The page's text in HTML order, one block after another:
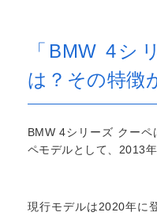
「BMW 4シ
は？その特徴
BMW 4シリーズ クー
ペモデルとして、2013年
現行モデルは2020年に